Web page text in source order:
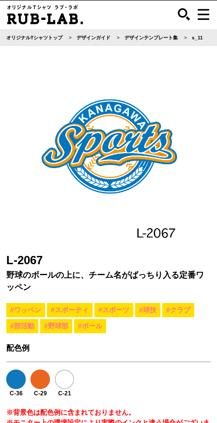
オリジナルTシャツトップ デザインガイド デザインテンプレート集 s_11
L-2067
野球のボールの上に、チーム名がばっちり入る定番ワ
ッペン
#ワッペン #スポーティ #スポーツ #球技 #クラブ
#部活動 #野球部 #ボール
配色例
C-36 C-29 C-21
※背景色は配色例に含まれておりません。